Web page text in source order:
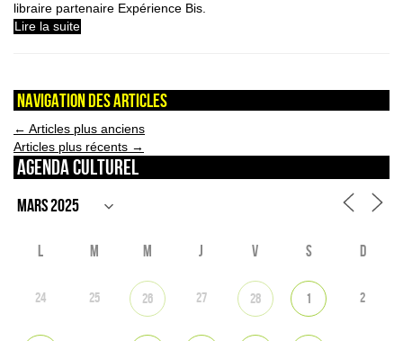
libraire partenaire Expérience Bis.
Lire la suite
Navigation des articles
← Articles plus anciens
Articles plus récents →
Agenda culturel
L M M J V S D
24 25 26 27 28 1 2